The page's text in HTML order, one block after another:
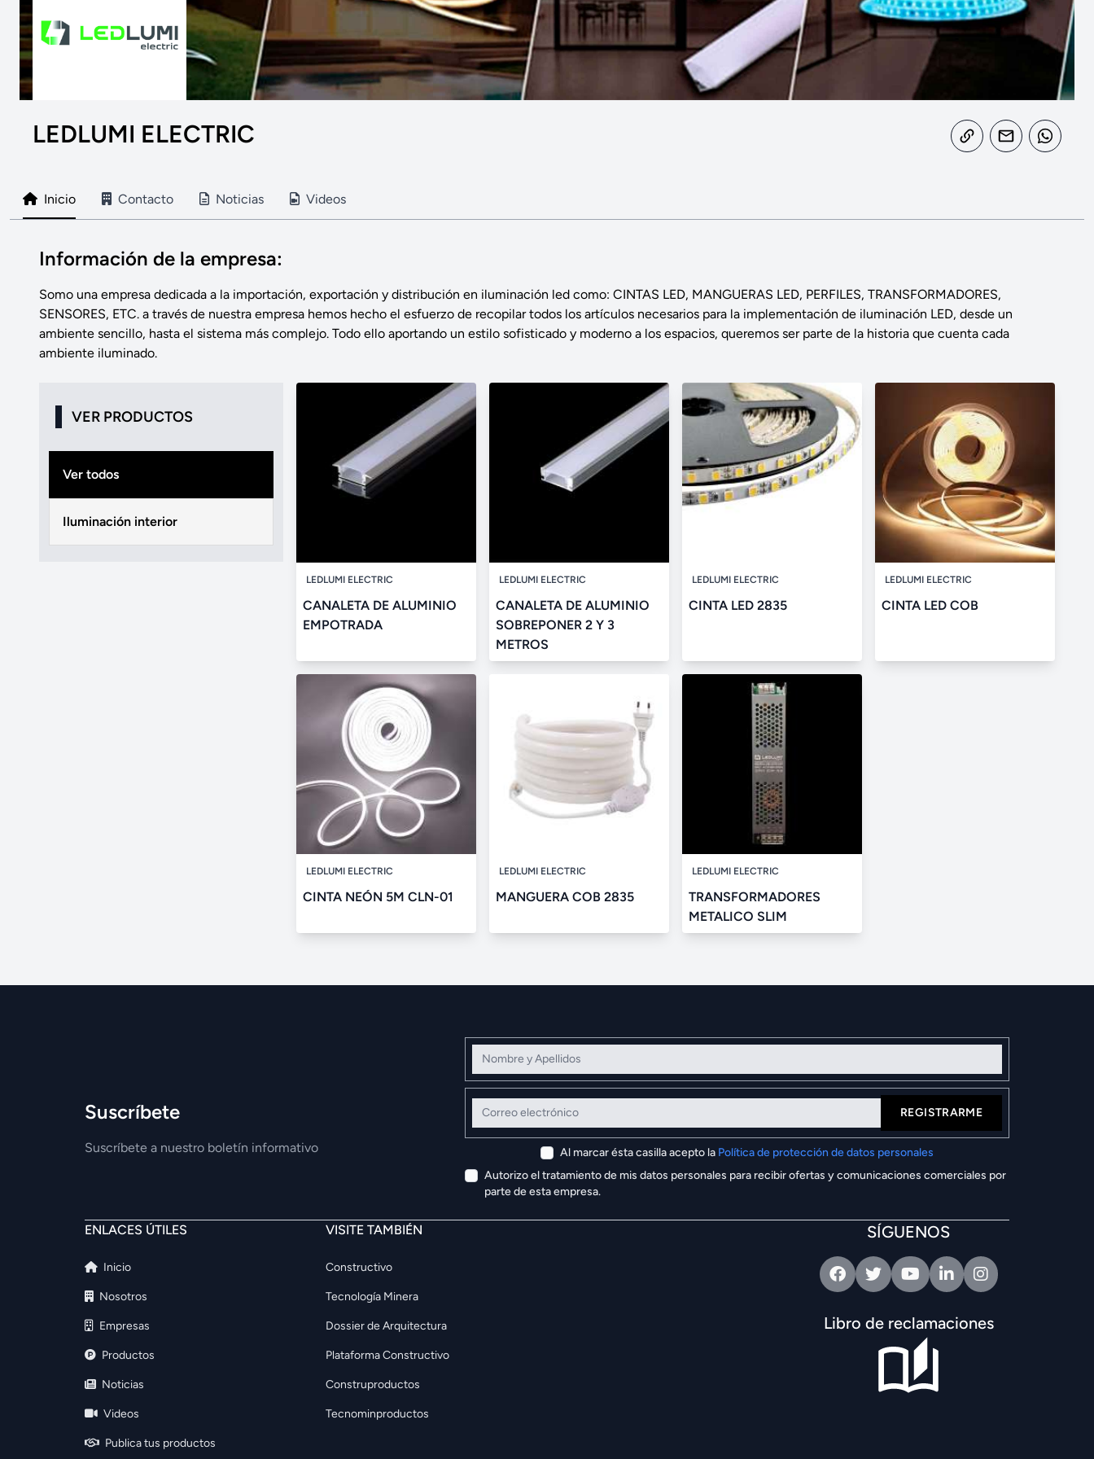
LEDLUMI ELECTRIC
Inicio Contacto Noticias Videos
Información de la empresa:
Somo una empresa dedicada a la importación, exportación y distribución en iluminación led como: CINTAS LED, MANGUERAS LED, PERFILES, TRANSFORMADORES,
SENSORES, ETC. a través de nuestra empresa hemos hecho el esfuerzo de recopilar todos los artículos necesarios para la implementación de iluminación LED, desde un
ambiente sencillo, hasta el sistema más complejo. Todo ello aportando un estilo sofisticado y moderno a los espacios, queremos ser parte de la historia que cuenta cada
ambiente iluminado.
VER PRODUCTOS
Ver todos
Iluminación interior
LEDLUMI ELECTRIC
CANALETA DE ALUMINIO
EMPOTRADA
LEDLUMI ELECTRIC
CANALETA DE ALUMINIO
SOBREPONER 2 Y 3
METROS
LEDLUMI ELECTRIC
CINTA LED 2835
LEDLUMI ELECTRIC
CINTA LED COB
LEDLUMI ELECTRIC
CINTA NEÓN 5M CLN-01
LEDLUMI ELECTRIC
MANGUERA COB 2835
LEDLUMI ELECTRIC
TRANSFORMADORES
METALICO SLIM
Suscríbete
Suscríbete a nuestro boletín informativo
Nombre y Apellidos
Correo electrónico
REGISTRARME
Al marcar ésta casilla acepto la Política de protección de datos personales
Autorizo el tratamiento de mis datos personales para recibir ofertas y comunicaciones comerciales por
parte de esta empresa.
ENLACES ÚTILES
Inicio
Nosotros
Empresas
Productos
Noticias
Videos
Publica tus productos
VISITE TAMBIÉN
Constructivo
Tecnología Minera
Dossier de Arquitectura
Plataforma Constructivo
Construproductos
Tecnominproductos
SÍGUENOS
FacebookTwitterYoutubeLinkedinIntagram
Libro de reclamaciones